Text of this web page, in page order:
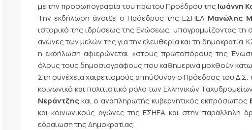
με την προσωπογραφία του πρώτου Προέδρου της Ιωάννη
Την εκδήλωση άνοιξε ο Πρόεδρος της ΕΣΗΕΑ Μανώλης
ιστορικό της ιδρύσεως της Ενώσεως, υπογραμμίζοντας
αγώνες των μελών της για την ελευθερία και τη
η εκδήλωση αφιερώνεται «στους πρωτοπόρους της
όλους τους δημοσιογράφους που καθημερινά μοχθούν
Στη συνέχεια χαιρετισμούς απηύθυναν ο Πρόεδρος του Δ.Σ.
κοινωνικό και πολιτιστικό ρόλο των Ελληνικών
Νεράντζηςκαι ο αναπληρωτής κυβερνητικός εκπρόσωπος
και κοινωνικούς αγώνες της ΕΣΗΕΑ και στην παράλληλη
εδραίωση της Δημοκρατίας.